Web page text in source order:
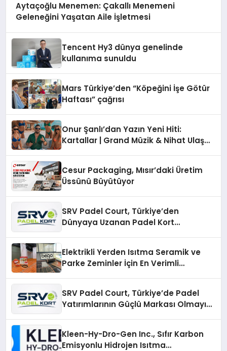
Aytaçoğlu Menemen: Çakallı Menemeni
Geleneğini Yaşatan Aile İşletmesi
Tencent Hy3 dünya genelinde
kullanıma sunuldu
Mars Türkiye’den “Köpeğini İşe Götür
Haftası” çağrısı
Onur Şanlı’dan Yazın Yeni Hiti:
Kartallar | Grand Müzik & Nihat Ulaş
Cesur Packaging, Mısır’daki Üretim
Üssünü Büyütüyor
SRV Padel Court, Türkiye’den
Dünyaya Uzanan Padel Kort
Elektrikli Yerden Isıtma Seramik ve
Parke Zeminler İçin En Verimli
SRV Padel Court, Türkiye’de Padel
Yatırımlarının Güçlü Markası Olmayı
Kleen-Hy-Dro-Gen Inc., Sıfır Karbon
Emisyonlu Hidrojen Isıtma